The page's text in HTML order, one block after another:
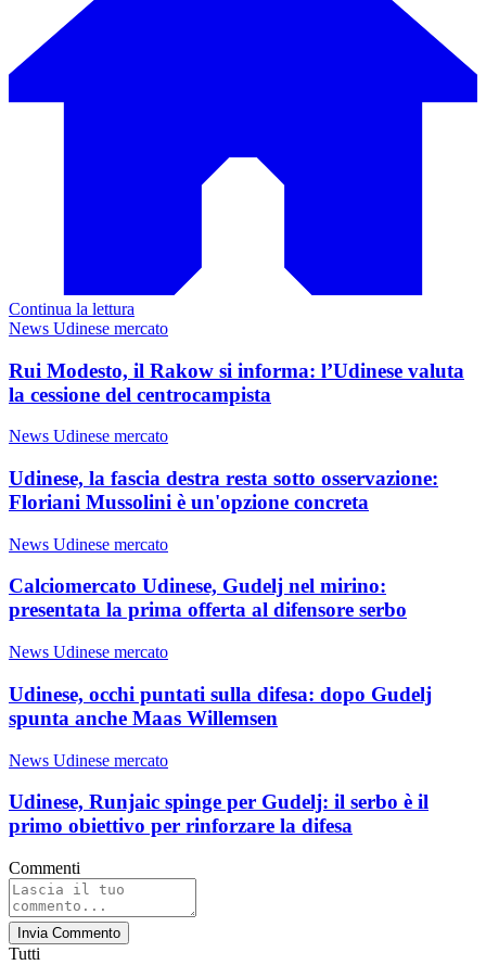
Continua la lettura
News Udinese mercato
Rui Modesto, il Rakow si informa: l’Udinese valuta
la cessione del centrocampista
News Udinese mercato
Udinese, la fascia destra resta sotto osservazione:
Floriani Mussolini è un'opzione concreta
News Udinese mercato
Calciomercato Udinese, Gudelj nel mirino:
presentata la prima offerta al difensore serbo
News Udinese mercato
Udinese, occhi puntati sulla difesa: dopo Gudelj
spunta anche Maas Willemsen
News Udinese mercato
Udinese, Runjaic spinge per Gudelj: il serbo è il
primo obiettivo per rinforzare la difesa
Commenti
Invia Commento
Tutti